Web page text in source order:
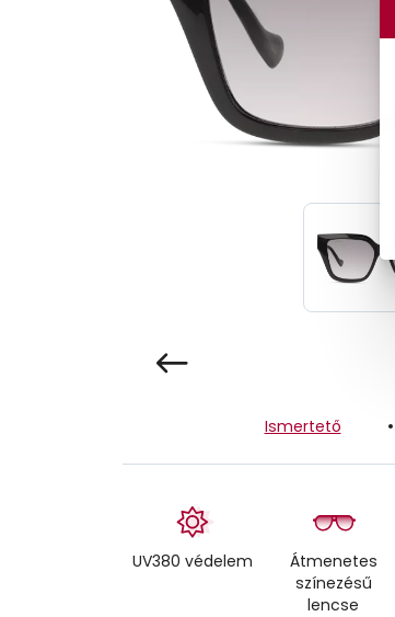
Gyermek
Ismertető
UV380 védelem
Átmenetes
színezésű
lencse